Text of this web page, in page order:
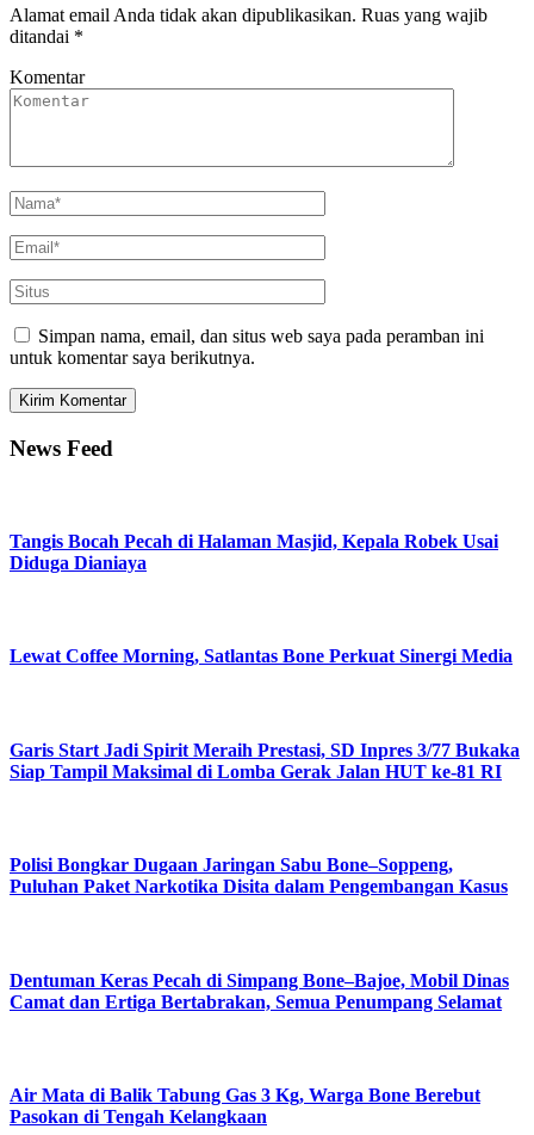
Alamat email Anda tidak akan dipublikasikan. Ruas yang wajib
ditandai *
Komentar
Simpan nama, email, dan situs web saya pada peramban ini
untuk komentar saya berikutnya.
News Feed
Tangis Bocah Pecah di Halaman Masjid, Kepala Robek Usai
Diduga Dianiaya
Lewat Coffee Morning, Satlantas Bone Perkuat Sinergi Media
Garis Start Jadi Spirit Meraih Prestasi, SD Inpres 3/77 Bukaka
Siap Tampil Maksimal di Lomba Gerak Jalan HUT ke-81 RI
Polisi Bongkar Dugaan Jaringan Sabu Bone–Soppeng,
Puluhan Paket Narkotika Disita dalam Pengembangan Kasus
Dentuman Keras Pecah di Simpang Bone–Bajoe, Mobil Dinas
Camat dan Ertiga Bertabrakan, Semua Penumpang Selamat
Air Mata di Balik Tabung Gas 3 Kg, Warga Bone Berebut
Pasokan di Tengah Kelangkaan